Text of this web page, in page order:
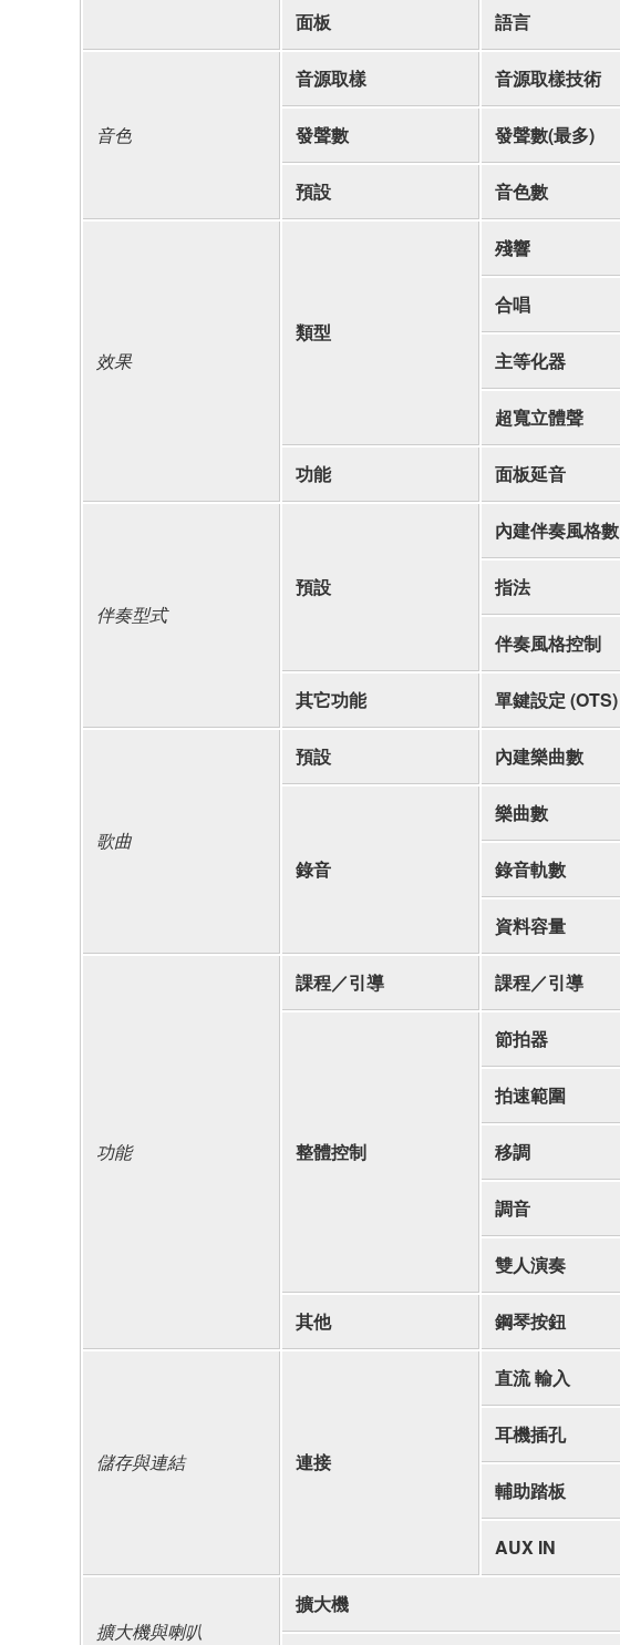
面板 語言
音色
音源取樣 音源取樣技術
發聲數 發聲數(最多)
預設 音色數
效果
類型
殘響
合唱
主等化器
超寬立體聲
功能 面板延音
伴奏型式
預設
內建伴奏風格數
指法
伴奏風格控制
其它功能 單鍵設定 (OTS)
歌曲
預設 內建樂曲數
錄音
樂曲數
錄音軌數
資料容量
功能
課程／引導 課程／引導
整體控制
節拍器
拍速範圍
移調
調音
雙人演奏
其他 鋼琴按鈕
儲存與連結 連接
直流 輸入
耳機插孔
輔助踏板
AUX IN
擴大機與喇叭
擴大機